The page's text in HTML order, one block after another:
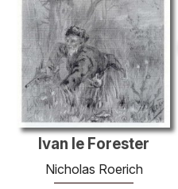
Ivan le Forester
Nicholas Roerich